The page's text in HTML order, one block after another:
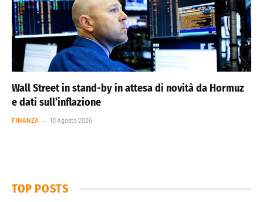
Wall Street in stand-by in attesa di novità da Hormuz
e dati sull’inflazione
FINANZA 10 Agosto 2026
TOP POSTS